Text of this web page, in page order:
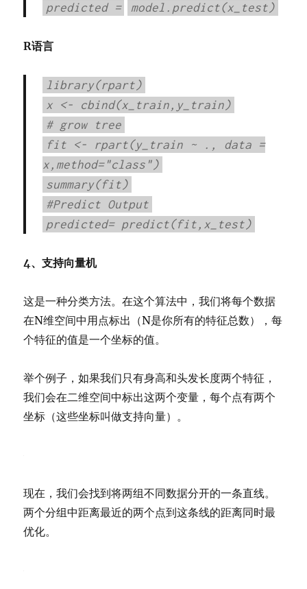
predicted = model.predict(x_test)
R语言
library(rpart)
x <- cbind(x_train,y_train)
# grow tree
fit <- rpart(y_train ~ ., data =
x,method="class")
summary(fit)
#Predict Output
predicted= predict(fit,x_test)
4、支持向量机
这是一种分类方法。在这个算法中，我们将每个数据
在N维空间中用点标出（N是你所有的特征总数），每
个特征的值是一个坐标的值。
举个例子，如果我们只有身高和头发长度两个特征，
我们会在二维空间中标出这两个变量，每个点有两个
坐标（这些坐标叫做支持向量）。
现在，我们会找到将两组不同数据分开的一条直线。
两个分组中距离最近的两个点到这条线的距离同时最
优化。